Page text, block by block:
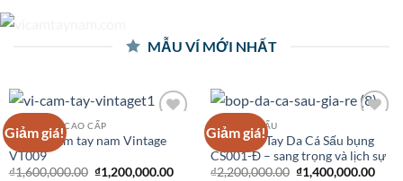
MẪU VÍ MỚI NHẤT
Giảm giá!
Wishlist
VÍ CẦM TAY CAO CẤP
Clutch cầm tay nam Vintage
VT009
₫1,600,000.00 ₫1,200,000.00
Giảm giá!
Wishlist
ĐỒ DA CÁ SẤU
Bóp Cầm Tay Da Cá Sấu bụng
CS001-Đ – sang trọng và lịch sự
₫2,200,000.00 ₫1,400,000.00